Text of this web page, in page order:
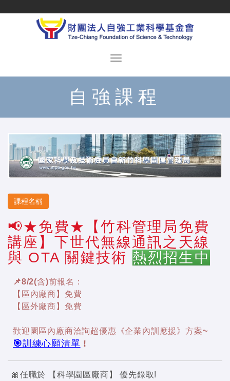
自強課程
課程名稱
📢★免費★【竹科管理局免費
講座】下世代無線通訊之天線
與 OTA 關鍵技術 熱烈招生中
📌8/2(含)前報名：
【區內廠商】免費
【區外廠商】免費
歡迎園區內廠商洽詢超優惠《企業內訓應援》方案~
🎯訓練心願清單 !
🎀任職於 【科學園區廠商】 優先錄取!